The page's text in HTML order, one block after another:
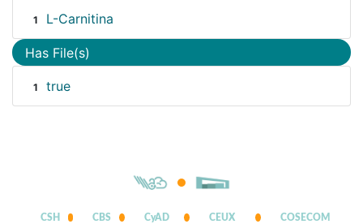
1 L-Carnitina
Has File(s)
1 true
CSH CBS CyAD CEUX COSECOM